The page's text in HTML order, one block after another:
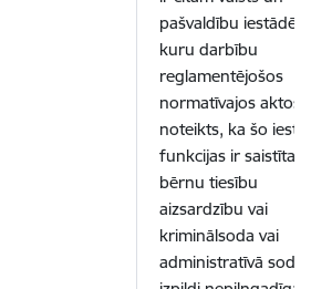
pašvaldību
kuru darbību
reglamentējošos
normatīvajos aktos
noteikts, ka šo
funkcijas ir saistītas
bērnu tiesību
aizsardzību vai
kriminālsoda vai
administratīvā soda